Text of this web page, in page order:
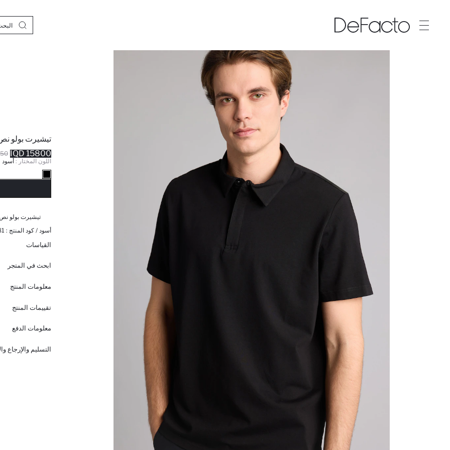
تيشيرت بولو
15800 IQD
اللون المختار : أسود
تيشيرت بولو
أسود / كود المنتج :
القياسات
ابحث في المتجر
معلومات المنتج
تقييمات المنتج
معلومات الدفع
التسليم والإرجاع